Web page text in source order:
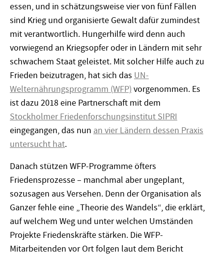
essen, und in schätzungsweise vier von fünf Fällen
sind Krieg und organisierte Gewalt dafür zumindest
mit verantwortlich. Hungerhilfe wird denn auch
vorwiegend an Kriegsopfer oder in Ländern mit sehr
schwachem Staat geleistet. Mit solcher Hilfe auch zu
Frieden beizutragen, hat sich das UN-
Welternährungsprogramm (WFP) vorgenommen. Es
ist dazu 2018 eine Partnerschaft mit dem
Stockholmer Friedenforschungsinstitut SIPRI
eingegangen, das nun an vier Ländern dessen Praxis
untersucht hat.
Danach stützen WFP-Programme öfters
Friedensprozesse – manchmal aber ungeplant,
sozusagen aus Versehen. Denn der Organisation als
Ganzer fehle eine „Theorie des Wandels“, die erklärt,
auf welchem Weg und unter welchen Umständen
Projekte Friedenskräfte stärken. Die WFP-
Mitarbeitenden vor Ort folgen laut dem Bericht